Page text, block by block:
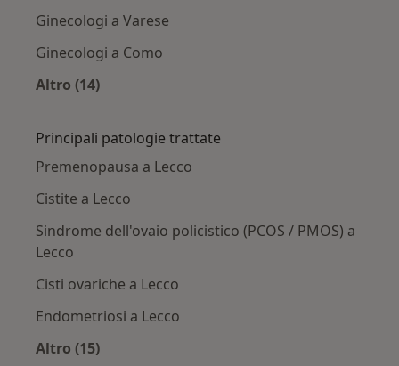
Ginecologi a Varese
Ginecologi a Como
Altro (14)
Principali patologie trattate
Premenopausa a Lecco
Cistite a Lecco
Sindrome dell'ovaio policistico (PCOS / PMOS) a
Lecco
Cisti ovariche a Lecco
Endometriosi a Lecco
Altro (15)